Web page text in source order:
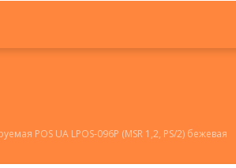
POS UA LPOS-096P (MSR 1,2, PS/2) бежевая